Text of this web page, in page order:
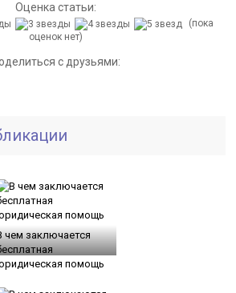
Оценка статьи:
(пока
оценок нет)
с друзьями:
чем заключается
помощь